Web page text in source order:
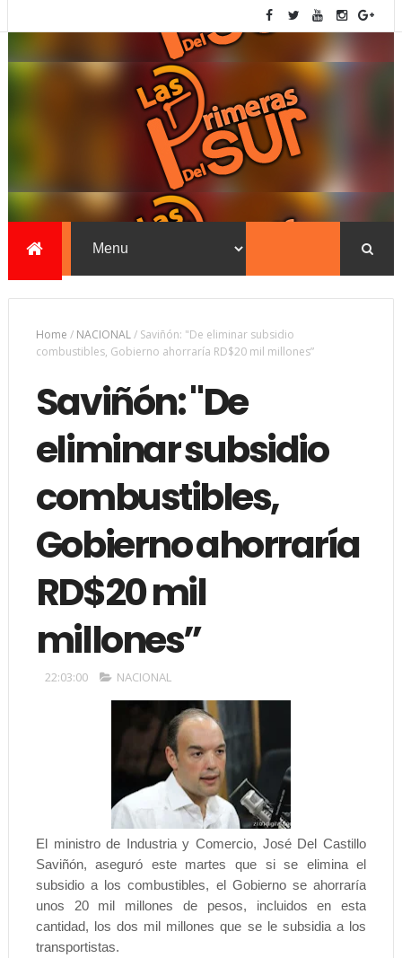
Home / NACIONAL/ Saviñón: "De eliminar subsidio
combustibles, Gobierno ahorraría RD$20 mil millones”
Saviñón: "De
eliminar subsidio
combustibles,
Gobierno ahorraría
RD$20 mil
millones”
22:03:00 NACIONAL
El ministro de Industria y Comercio, José Del Castillo
Saviñón, aseguró este martes que si se elimina el
subsidio a los combustibles, el Gobierno se ahorraría
unos 20 mil millones de pesos, incluidos en esta
cantidad, los dos mil millones que se le subsidia a los
transportistas.